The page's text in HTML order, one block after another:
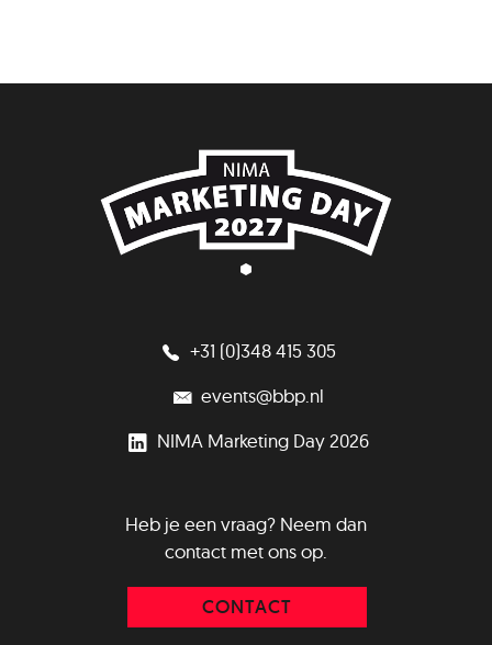
+31 (0)348 415 305
events@bbp.nl
NIMA Marketing Day 2026
Heb je een vraag? Neem dan
contact met ons op.
CONTACT